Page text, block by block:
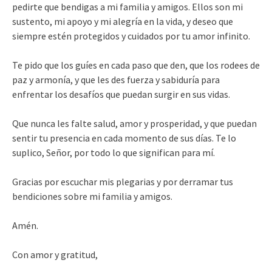
pedirte que bendigas a mi familia y amigos. Ellos son mi
sustento, mi apoyo y mi alegría en la vida, y deseo que
siempre estén protegidos y cuidados por tu amor infinito.
Te pido que los guíes en cada paso que den, que los rodees de
paz y armonía, y que les des fuerza y sabiduría para
enfrentar los desafíos que puedan surgir en sus vidas.
Que nunca les falte salud, amor y prosperidad, y que puedan
sentir tu presencia en cada momento de sus días. Te lo
suplico, Señor, por todo lo que significan para mí.
Gracias por escuchar mis plegarias y por derramar tus
bendiciones sobre mi familia y amigos.
Amén.
Con amor y gratitud,